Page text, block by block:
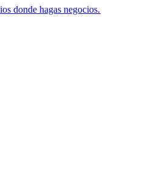
donde hagas negocios.​​